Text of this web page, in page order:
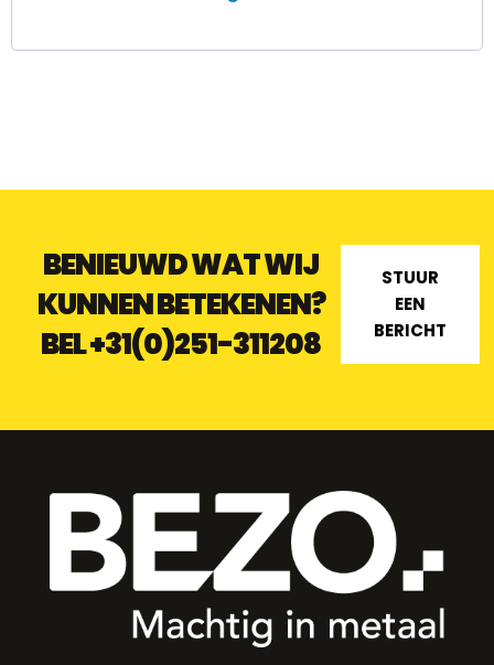
BENIEUWD WAT WIJ
KUNNEN BETEKENEN?
BEL+31(0)251-311208
STUUR
EEN
BERICHT